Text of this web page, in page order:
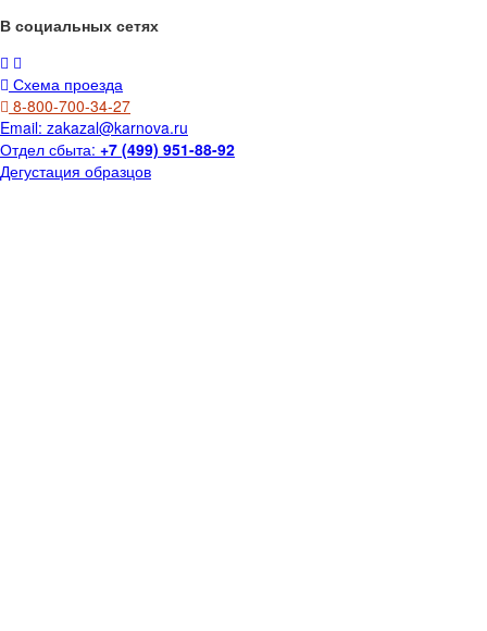
В социальных сетях
Схема проезда
8-800-700-34-27
Email: zakazal@karnova.ru
Отдел сбыта: +7 (499) 951-88-92
Дегустация образцов